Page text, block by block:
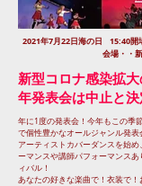
2021年7月22日海の日 15:40
会場・・
新型コロナ感染拡
年発表会は中止と決
年に1度の発表会！今年もこの季
で個性豊かなオールジャンル発表
アーティストカバーダンスを始
ーマンスや講師パフォーマンス
ィバル！
あなたの好きな楽曲で！衣装で